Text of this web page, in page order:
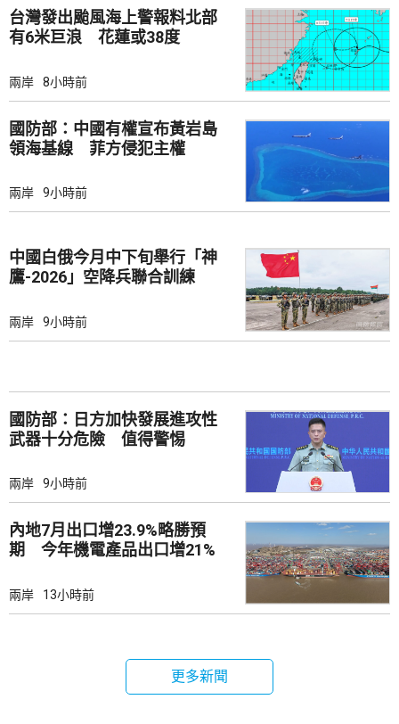
台灣發出颱風海上警報料北部
有6米巨浪 花蓮或38度
兩岸 8小時前
國防部：中國有權宣布黃岩島
領海基線 菲方侵犯主權
兩岸 9小時前
中國白俄今月中下旬舉行「神
鷹-2026」空降兵聯合訓練
兩岸 9小時前
國防部：日方加快發展進攻性
武器十分危險 值得警惕
兩岸 9小時前
內地7月出口增23.9%略勝預
期 今年機電產品出口增21%
兩岸 13小時前
更多新聞